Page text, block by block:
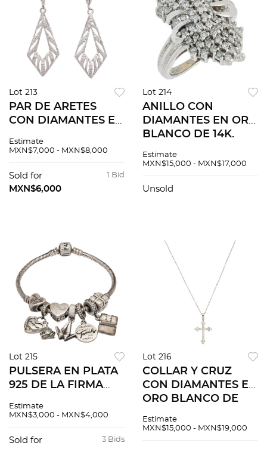
Lot 213
PAR DE ARETES
CON DIAMANTES EN
14K. Diamantes
Peso: 2.4 g
Estimate
MXN$7,000 - MXN$8,000
1 Bid
Sold for
MXN$6,000
Lot 214
ANILLO CON
DIAMANTES EN ORO
BLANCO DE 14K.
brillante ~0.80 ct.
Estimate
MXN$15,000 - MXN$17,000
Unsold
Lot 215
PULSERA EN PLATA
925 DE LA FIRMA
con aplicaciones de
Estimate
MXN$3,000 - MXN$4,000
3 Bids
Sold for
Lot 216
COLLAR Y CRUZ
CON DIAMANTES EN
ORO BLANCO DE
corte brillante ~0.30
Estimate
MXN$15,000 - MXN$19,000